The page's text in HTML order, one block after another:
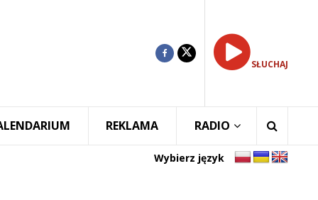
SŁUCHAJ
REKLAMA RADIO
Wybierz język